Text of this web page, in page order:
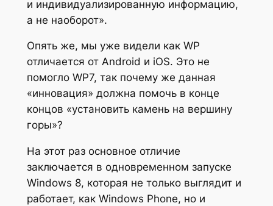
и индивидуализированную информацию,
а не наоборот».
Опять же, мы уже видели как WP
отличается от Android и iOS. Это не
помогло WP7, так почему же данная
«инновация» должна помочь в конце
концов «установить камень на вершину
горы»?
На этот раз основное отличие
заключается в одновременном запуске
Windows 8, которая не только выглядит и
работает, как Windows Phone, но и